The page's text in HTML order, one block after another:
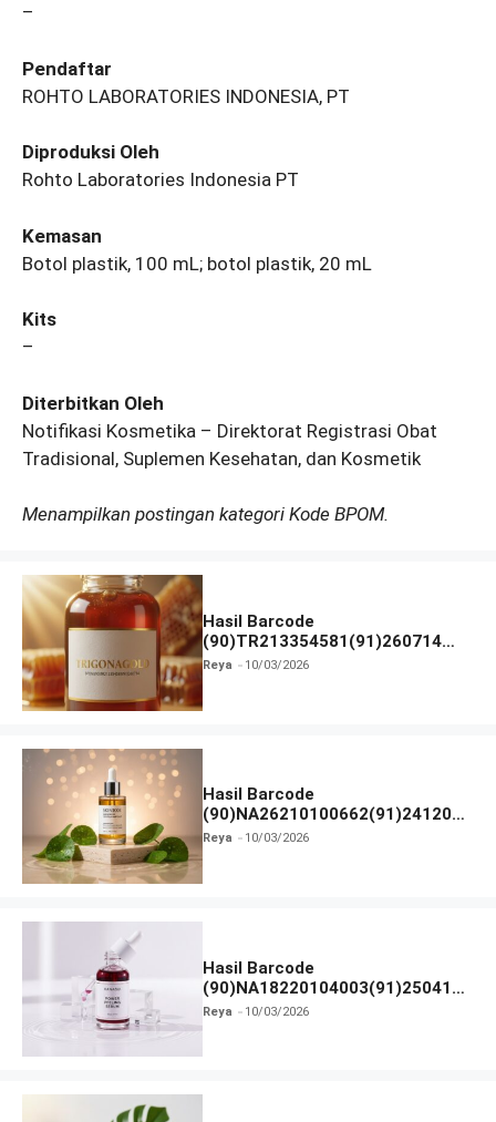
–
Pendaftar
ROHTO LABORATORIES INDONESIA, PT
Diproduksi Oleh
Rohto Laboratories Indonesia PT
Kemasan
Botol plastik, 100 mL; botol plastik, 20 mL
Kits
–
Diterbitkan Oleh
Notifikasi Kosmetika – Direktorat Registrasi Obat
Tradisional, Suplemen Kesehatan, dan Kosmetik
Menampilkan postingan kategori Kode BPOM.
Hasil Barcode
(90)TR213354581(91)260714
dan Izin BPOM
Reya 10/03/2026
Hasil Barcode
(90)NA26210100662(91)241203
dan Izin BPOM
Reya 10/03/2026
Hasil Barcode
(90)NA18220104003(91)250418
dan Izin BPOM
Reya 10/03/2026